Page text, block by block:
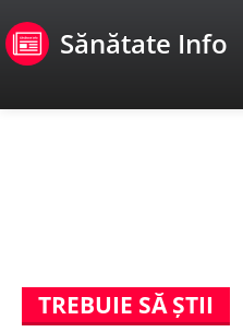
Sănătate Info
E-Sănătate Pacienți
TREBUIE SĂ ȘTII